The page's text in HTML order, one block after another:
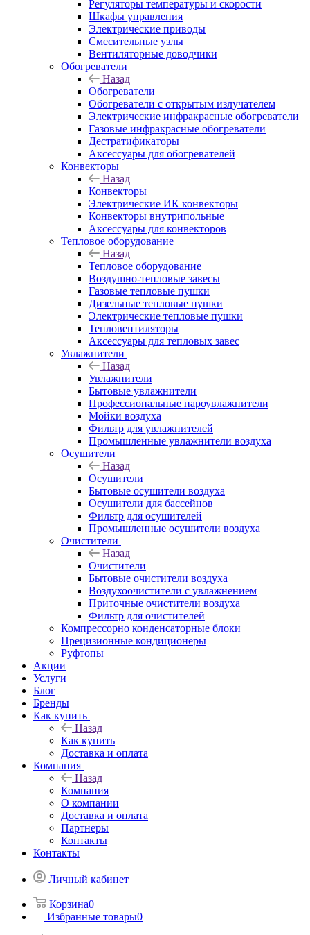
Регуляторы температуры и скорости
Шкафы управления
Электрические приводы
Смесительные узлы
Вентиляторные доводчики
Обогреватели
Назад
Обогреватели
Обогреватели с открытым излучателем
Электрические инфракрасные обогреватели
Газовые инфракрасные обогреватели
Дестратификаторы
Аксессуары для обогревателей
Конвекторы
Назад
Конвекторы
Электрические ИК конвекторы
Конвекторы внутрипольные
Аксессуары для конвекторов
Тепловое оборудование
Назад
Тепловое оборудование
Воздушно-тепловые завесы
Газовые тепловые пушки
Дизельные тепловые пушки
Электрические тепловые пушки
Тепловентиляторы
Аксессуары для тепловых завес
Увлажнители
Назад
Увлажнители
Бытовые увлажнители
Профессиональные пароувлажнители
Мойки воздуха
Фильтр для увлажнителей
Промышленные увлажнители воздуха
Осушители
Назад
Осушители
Бытовые осушители воздуха
Осушители для бассейнов
Фильтр для осушителей
Промышленные осушители воздуха
Очистители
Назад
Очистители
Бытовые очистители воздуха
Воздухоочистители с увлажнением
Приточные очистители воздуха
Фильтр для очистителей
Компрессорно конденсаторные блоки
Прецизионные кондиционеры
Руфтопы
Акции
Услуги
Блог
Бренды
Как купить
Назад
Как купить
Доставка и оплата
Компания
Назад
Компания
О компании
Доставка и оплата
Партнеры
Контакты
Контакты
Личный кабинет
Корзина0
Избранные товары0